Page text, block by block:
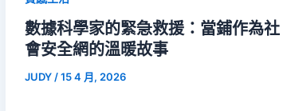
數據科學家的緊急救援：當鋪作為社
會安全網的溫暖故事
JUDY /15 4 月, 2026